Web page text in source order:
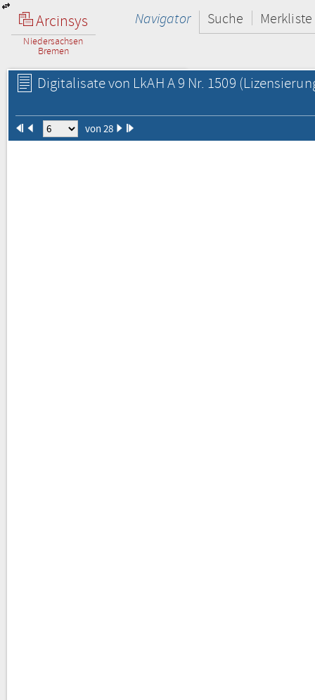
Arcinsys
Niedersachsen
Bremen
Navigator Suche Merkliste
Digitalisate von LkAH A 9 Nr. 1509
von 28